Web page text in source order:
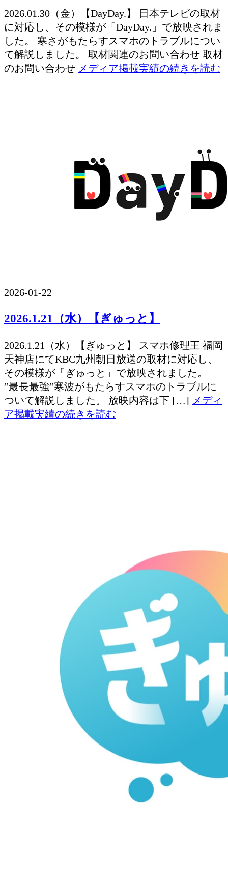
2026.01.30（金）【DayDay.】 日本テレビの取材
に対応し、その模様が「DayDay.」で放映されま
した。 寒さがもたらすスマホのトラブルについ
て解説しました。 取材関連のお問い合わせ 取材
のお問い合わせ メディア掲載実績の続きを読む
2026-01-22
2026.1.21（水）【ぎゅっと】
2026.1.21（水）【ぎゅっと】 スマホ修理王 福岡
天神店にてKBC九州朝日放送の取材に対応し、
その模様が「ぎゅっと」で放映されました。
”最長最強”寒波がもたらすスマホのトラブルに
ついて解説しました。 放映内容は下 […] メディ
ア掲載実績の続きを読む